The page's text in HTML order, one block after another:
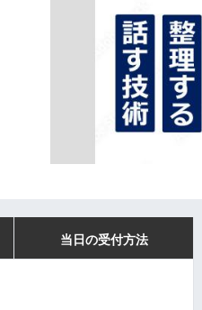
当日の受付方法